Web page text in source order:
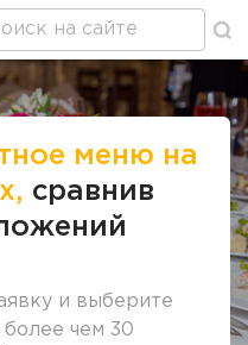
в Москве
меню на
сравнив
и выберите
чем 30